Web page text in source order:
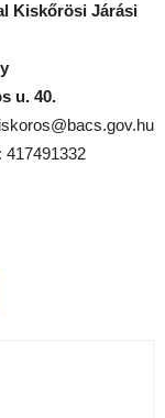
Kiskőrösi Járási
u. 40.
417491332